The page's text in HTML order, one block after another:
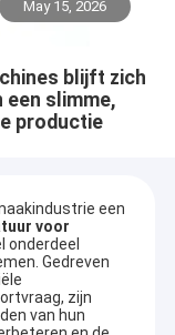
May 15, 2026
blijft zich
een slimme,
productie
een
voor
onderdeel
Gedreven
zijn
van hun